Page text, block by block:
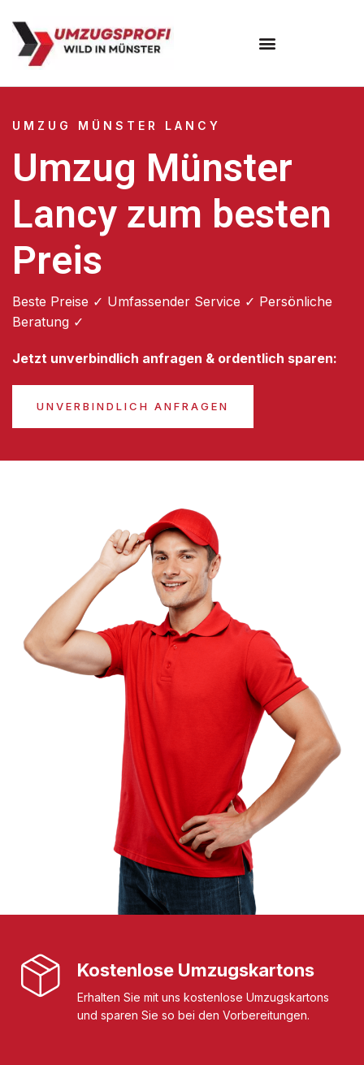
UMZUG MÜNSTER LANCY
Umzug Münster
Lancy zum besten
Preis
Beste Preise ✓ Umfassender Service ✓ Persönliche
Beratung ✓
Jetzt unverbindlich anfragen & ordentlich sparen:
UNVERBINDLICH ANFRAGEN
Kostenlose Umzugskartons
Erhalten Sie mit uns kostenlose Umzugskartons
und sparen Sie so bei den Vorbereitungen.